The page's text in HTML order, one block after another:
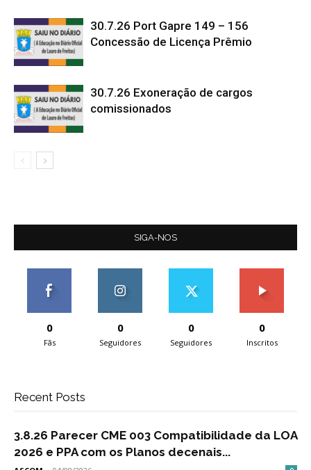
30.7.26 Port Gapre 149 – 156
Concessão de Licença Prêmio
30.7.26 Exoneração de cargos
comissionados
SIGA-NOS
0
Fãs
0
Seguidores
0
Seguidores
0
Inscritos
Recent Posts
3.8.26 Parecer CME 003 Compatibilidade da LOA
2026 e PPA com os Planos decenais...